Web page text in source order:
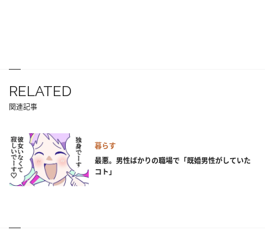
RELATED
関連記事
暮らす
最悪。男性ばかりの職場で「既婚男性がしていた
コト」